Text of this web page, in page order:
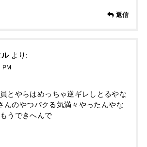
返信
ル より:
PM
とやらはめっちゃ逆ギレしとるやな
んのやつパクる気満々やったんやな
うできへんで